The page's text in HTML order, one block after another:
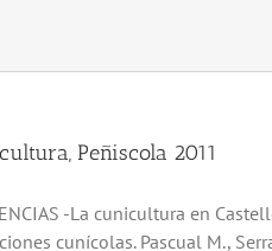
Peñiscola 2011
-La cunicultura en
cunícolas. Pascual M.,